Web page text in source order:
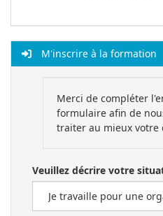
M'inscrire à la formation
Merci de compléter
formulaire afin de
traiter au mieux votre
Veuillez décrire votre